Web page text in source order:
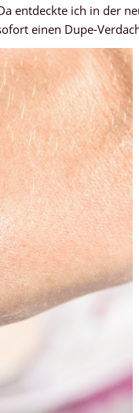
entdeckte ich in der
einen Dupe-